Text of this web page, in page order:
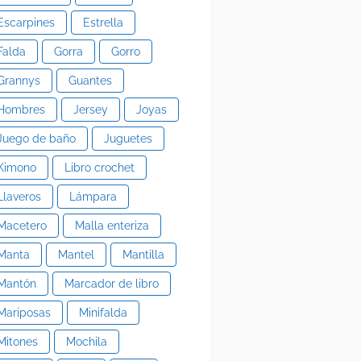
Estrella
Gorra Gorro
Guantes
Jersey Joyas
de baño Juguetes
Libro crochet
Lámpara
Malla enteriza
Mantel Mantilla
Marcador de libro
Minifalda
Mochila